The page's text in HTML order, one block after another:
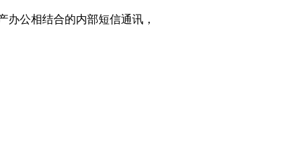
公相结合的内部短信通讯，